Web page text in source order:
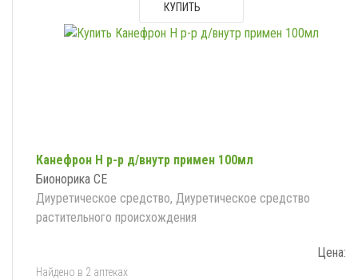
КУПИТЬ
Канефрон Н р-р д/внутр примен 100мл
Бионорика СЕ
Диуретическое средство, Диуретическое средство
растительного происхождения
Цена:
Найдено в 2 аптеках